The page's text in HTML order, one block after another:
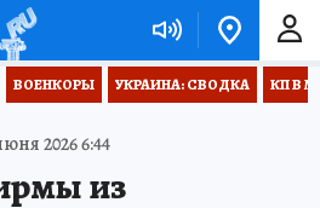
ВОЕНКОРЫ УКРАИНА: СВОДКА КП В
2026 6:44
из